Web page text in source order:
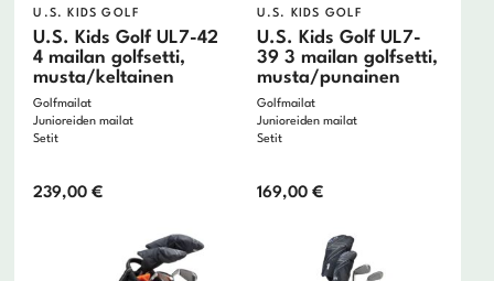
U.S. KIDS GOLF
U.S. Kids Golf UL7-42
4 mailan golfsetti,
musta/keltainen
Golfmailat
Junioreiden mailat
Setit
239,00€
U.S. KIDS GOLF
U.S. Kids Golf UL7-
39 3 mailan golfsetti,
musta/punainen
Golfmailat
Junioreiden mailat
Setit
169,00 €